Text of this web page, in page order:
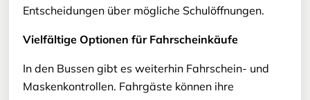
Entscheidungen über mögliche Schulöffnungen.
Vielfältige Optionen für Fahrscheinkäufe
In den Bussen gibt es weiterhin Fahrschein- und
Maskenkontrollen. Fahrgäste können ihre